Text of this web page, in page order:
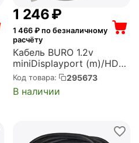
1 246₽
1 466₽ по безналичному
расчёту
Кабель BURO 1.2v
miniDisplayport (m)/HDMI
(m) 2м. Позолоченные
контакты белый (BHP
MDPP-HDMI-2)
Код товара: 295673
В наличии